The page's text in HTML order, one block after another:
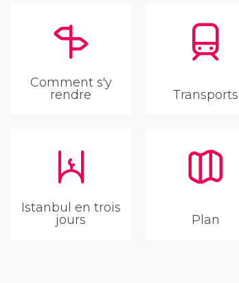
Comment s'y
rendre
Transports
Istanbul en trois
jours
Plan